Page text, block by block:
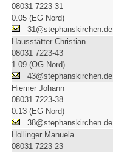
08031 7223-31
0.05 (EG Nord)
31@stephanskirchen.de
Hausstätter Christian
08031 7223-43
1.09 (OG Nord)
43@stephanskirchen.de
Hiemer Johann
08031 7223-38
0.13 (EG Nord)
38@stephanskirchen.de
Hollinger Manuela
08031 7223-23